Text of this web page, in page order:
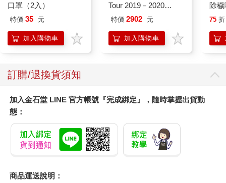
口罩（2入）
特價 35 元
加入購物車
Tour 2019－2020
ThanKs 2 YOU」Blu
特價 2902 元
加入購物車
除
平安
另
75 折
訂購/退換貨須知
加入金石堂 LINE 官方帳號『完成綁定』，隨時掌握出貨動
態：
商品運送說明：